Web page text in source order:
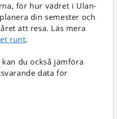
för hur vädret i Ulan-
din semester och
att resa. Läs mera
runt.
kan du också jämföra
data för